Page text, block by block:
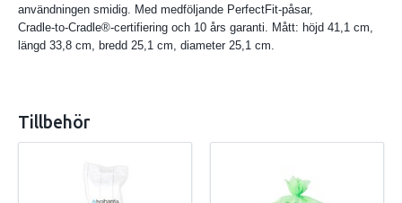
användningen smidig. Med medföljande PerfectFit‑påsar,
Cradle‑to‑Cradle®‑certifiering och 10 års garanti. Mått: höjd 41,1 cm,
längd 33,8 cm, bredd 25,1 cm, diameter 25,1 cm.
Tillbehör